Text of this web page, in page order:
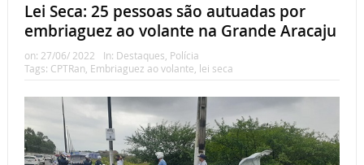
Lei Seca: 25 pessoas são autuadas por
embriaguez ao volante na Grande Aracaju
on: 27/06/ 2022 In: Destaques, Polícia
Tags: CPTRan, Embriaguez ao volante, lei seca